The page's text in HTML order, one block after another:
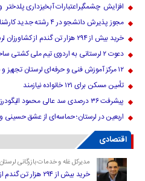
افزایش چشمگیراعتبارات آبخیزداری پلدختر
مجوز پذیرش دانشجو در ۴ رشته جدید کارشناسی‌ارشد دانشگاه لرستان صادر شد
خرید بیش از ۲۹۴ هزار تن گندم از کشاورزان لرستان
دعوت ۲ لرستانی به اردوی تیم ملی کشتی ساحلی
۱۲ مرکز آموزش فنی و حرفه‌ای لرستان تجهیز و ساماندهی شد
تأمین مسکن برای ۱۲۱ خانواده نیازمند
پیشرفت ۳۶ درصدی سد عالی محمود الیگودرز و چشم‌انداز بهره‌برداری درسال۱۴۰۷
اربعین در لرستان؛ حماسه‌ای از عشق حسینی
اقتصادی
مدیرکل غله و خدمات بازرگانی
خرید بیش از ۲۹۴ هزار تن گندم از کشاورزان لرستان